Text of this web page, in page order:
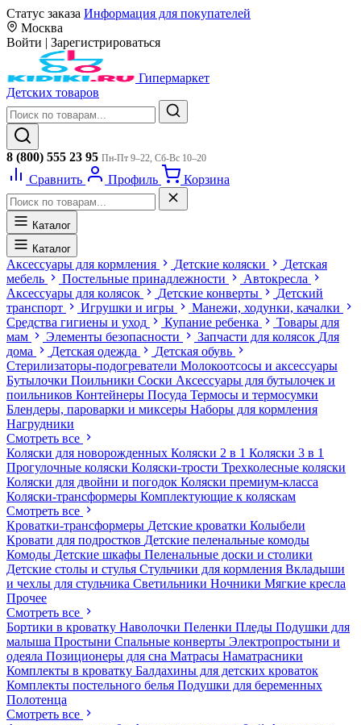
Статус заказа Информация для покупателей
Москва
Войти | Зарегистрироваться
Гипермаркет
Детских товаров
8 (800) 555 23 95 Пн-Пт 9–22, Сб-Вс 10–20
Сравнить Профиль Корзина
Каталог
Каталог
Аксессуары для кормления Детские коляски
Детская
мебель
Постельные принадлежности
Автокресла
Аксессуары для колясок
Детские конверты
Детский
транспорт
Игрушки и игры
Манежи, ходунки, качалки
Средства гигиены и уход
Купание ребенка
Товары для
мам
Элементы безопасности Запчасти для колясок Для
дома
Детская одежда
Детская обувь
Стерилизаторы-подогреватели Молокоотсосы и аксессуары
Бутылочки Поильники Соски Аксессуары для бутылочек и
поильников Контейнеры Посуда Термосы и термосумки
Блендеры, пароварки и миксеры Наборы для кормления
Нагрудники
Смотреть все
Коляски для новорожденных Коляски 2 в 1 Коляски 3 в 1
Прогулочные коляски Коляски-трости Трехколесные коляски
Коляски для двойни и погодок Коляски премиум-класса
Коляски-трансформеры Комплектующие к коляскам
Смотреть все
Кроватки-трансформеры Детские кроватки Колыбели
Кровати для подростков Детские пеленальные комоды
Комоды Детские шкафы Пеленальные доски и столики
Детские столы и стулья Стульчики для кормления Вкладыши
и чехлы для стульчика Светильники Ночники Мягкие кресла
Прочее
Смотреть все
Бортики в кроватку Наволочки Пеленки Пледы Подушки для
малыша Простыни Спальные конверты Электропростыни и
одеяла Позиционеры для сна Матрасы Наматрасники
Комплекты в кроватку Балдахины для детских кроваток
Комплекты постельного белья Подушки для беременных
Полотенца
Смотреть все